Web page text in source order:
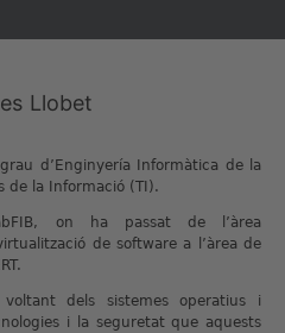
Llobet
d’Enginyería Informàtica de la
de la Informació (TI).
on ha passat de l’àrea
de software a l’àrea de
dels sistemes operatius i
i la seguretat que aquests